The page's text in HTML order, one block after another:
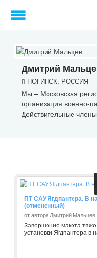
Дмитрий
НОГИНСК, РОССИЯ
Мы – Московская
организация военно-
Действительные
ПТ САУ Ягдпантера. В
(отмененный)
от автора Дмитрий Мальцев
Завершение макета
установки Ягдпантера в